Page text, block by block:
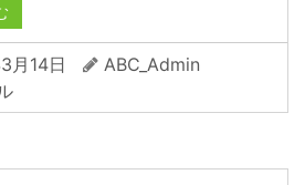
月14日
ABC_Admin